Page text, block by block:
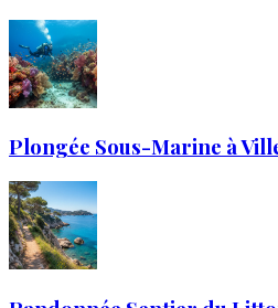
Plongée Sous-Marine à